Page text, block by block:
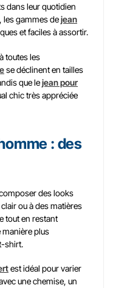
dans leur quotidien
les gammes dejean
et faciles à assortir.
toutes les
se déclinent en tailles
que lejean pour
chic très appréciée
: des
des looks
ou à des matières
tout en restant
manière plus
shirt.
est idéal pour varier
une chemise, un